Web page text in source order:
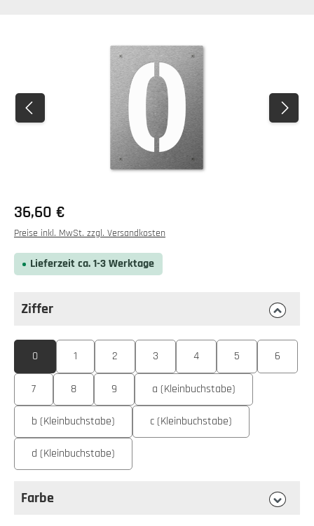
Regulärer Preis:
36,60 €
Preise inkl. MwSt. zzgl. Versandkosten
Lieferzeit ca. 1-3 Werktage
Ziffer
Zifferauswählen
0 1 2 3 4 5 6
7 8 9 a (Kleinbuchstabe)
b (Kleinbuchstabe) c (Kleinbuchstabe)
d (Kleinbuchstabe)
Farbe